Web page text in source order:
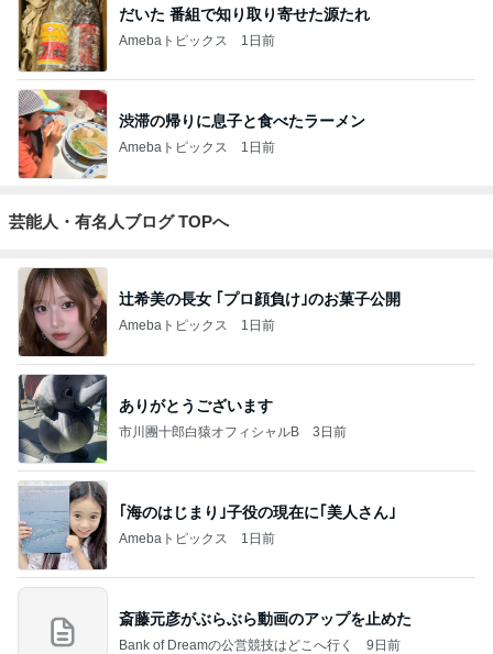
だいた 番組で知り取り寄せた源たれ
Amebaトピックス 1日前
渋滞の帰りに息子と食べたラーメン
Amebaトピックス 1日前
芸能人・有名人ブログ TOPへ
辻希美の長女 ｢プロ顔負け｣のお菓子公開
Amebaトピックス 1日前
ありがとうございます
市川團十郎白猿オフィシャルB 3日前
｢海のはじまり｣子役の現在に｢美人さん｣
Amebaトピックス 1日前
斎藤元彦がぶらぶら動画のアップを止めた
Bank of Dreamの公営競技はどこへ行く 9日前